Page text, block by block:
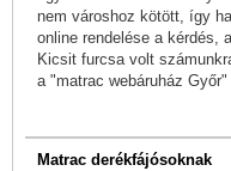
nem városhoz kötött, így
online rendelése a kérdés,
Kicsit furcsa volt
a "matrac webáruház Győr"
Matrac derékfájósoknak